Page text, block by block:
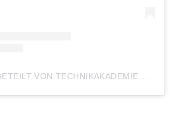
EIN BEITRAG GETEILT VON TECHNIKAKADEMIE WEILBURG (@TAWEILBURG)